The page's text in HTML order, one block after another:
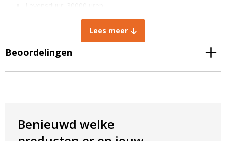
Lichtkleur: Rood
Kabel lengte: 15 cm
Boutafstand: 50 mm
Rode led markeringslamp inclusief reflector, multivolt.
Lees meer
Beoordelingen
Benieuwd welke